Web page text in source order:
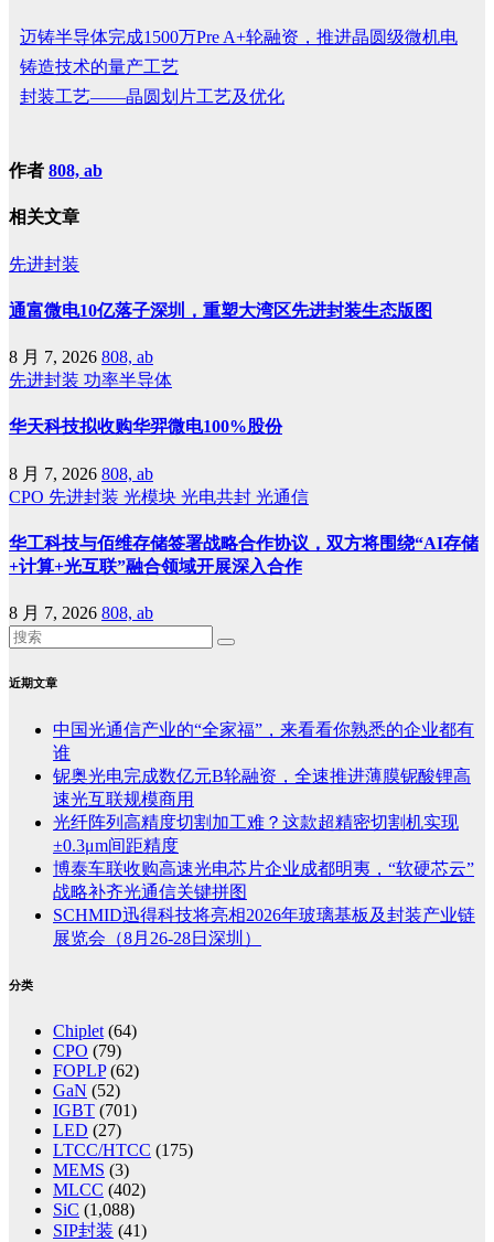
迈铸半导体完成1500万Pre A+轮融资，推进晶圆级微机电
铸造技术的量产工艺
封装工艺——晶圆划片工艺及优化
作者 808, ab
相关文章
先进封装
通富微电10亿落子深圳，重塑大湾区先进封装生态版图
8 月 7, 2026 808, ab
先进封装 功率半导体
华天科技拟收购华羿微电100%股份
8 月 7, 2026 808, ab
CPO 先进封装 光模块 光电共封 光通信
华工科技与佰维存储签署战略合作协议，双方将围绕“AI存储
+计算+光互联”融合领域开展深入合作
8 月 7, 2026 808, ab
近期文章
中国光通信产业的“全家福”，来看看你熟悉的企业都有
谁
铌奥光电完成数亿元B轮融资，全速推进薄膜铌酸锂高
速光互联规模商用
光纤阵列高精度切割加工难？这款超精密切割机实现
±0.3μm间距精度
博泰车联收购高速光电芯片企业成都明夷，“软硬芯云”
战略补齐光通信关键拼图
SCHMID迅得科技将亮相2026年玻璃基板及封装产业链
展览会（8月26-28日深圳）
分类
Chiplet (64)
CPO (79)
FOPLP(62)
GaN (52)
IGBT (701)
LED (27)
LTCC/HTCC (175)
MEMS (3)
MLCC (402)
SiC (1,088)
SIP封装 (41)